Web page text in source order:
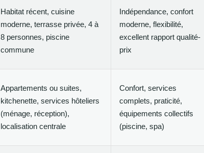
Habitat récent, cuisine
moderne, terrasse privée, 4 à
8 personnes, piscine
commune
Indépendance, confort
moderne, flexibilité,
excellent rapport qualité-
prix
Appartements ou suites,
kitchenette, services hôteliers
(ménage, réception),
localisation centrale
Confort, services
complets, praticité,
équipements collectifs
(piscine, spa)